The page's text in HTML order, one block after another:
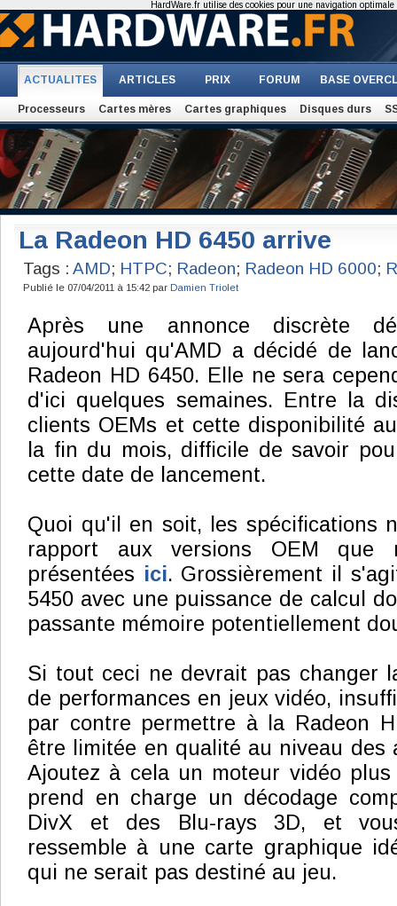
ACTUALITES ARTICLES PRIX FORUM BASE
Processeurs Cartes mères Cartes graphiques Disques durs
La Radeon HD 6450 arrive
Tags : AMD; HTPC; Radeon; Radeon HD 6000;
Publié le 07/04/2011 à 15:42 par Damien Triolet
Après une annonce discrète
aujourd'hui qu'AMD a décidé de
Radeon HD 6450. Elle ne sera
d'ici quelques semaines. Entre la
clients OEMs et cette disponibilité
la fin du mois, difficile de savoir
cette date de lancement.
Quoi qu'il en soit, les spécifications
rapport aux versions OEM que
présentées ici. Grossièrement il
5450 avec une puissance de calcul
passante mémoire potentiellement
Si tout ceci ne devrait pas changer
de performances en jeux vidéo,
par contre permettre à la Radeon
être limitée en qualité au niveau des
Ajoutez à cela un moteur vidéo
prend en charge un décodage
DivX et des Blu-rays 3D, et
ressemble à une carte graphique
qui ne serait pas destiné au jeu.
HardWare.fr utilise des cookies pour une navigation